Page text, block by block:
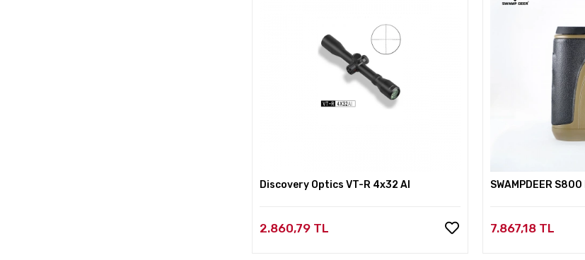
Discovery Optics VT-R 4x32 AI
2.860,79 TL
SWAMPDEER S800
7.867,18 TL